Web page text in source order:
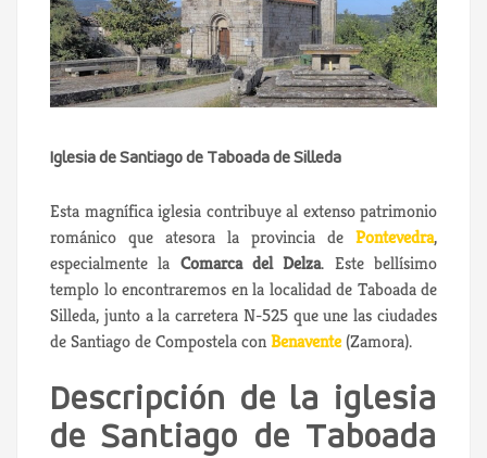
Iglesia de Santiago de Taboada de Silleda
Esta magnífica iglesia contribuye al extenso patrimonio
románico que atesora la provincia de Pontevedra,
especialmente la Comarca del Delza. Este bellísimo
templo lo encontraremos en la localidad de Taboada de
Silleda, junto a la carretera N-525 que une las ciudades
de Santiago de Compostela conBenavente(Zamora).
Descripción de la iglesia
de Santiago de Taboada